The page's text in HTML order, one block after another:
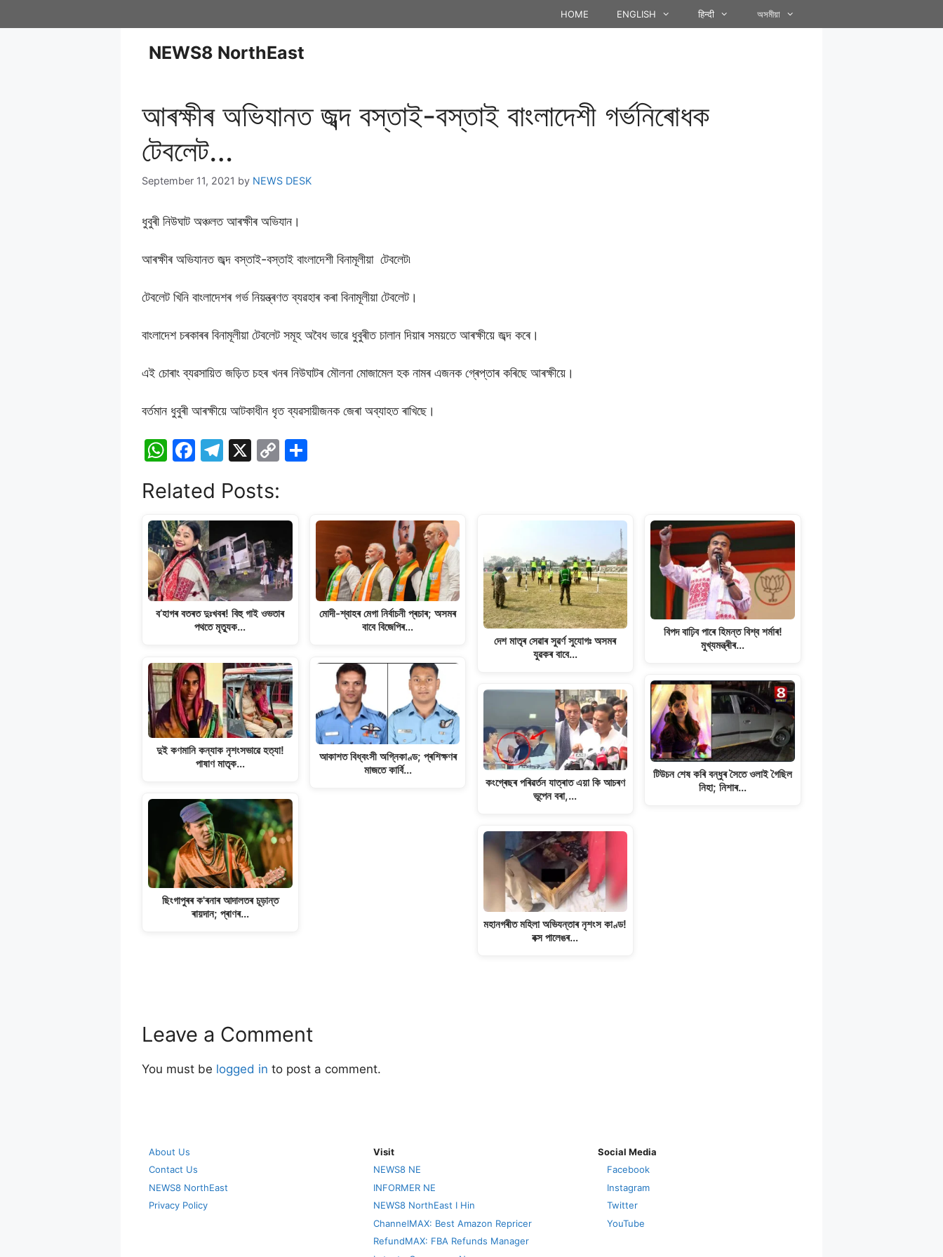
HOME ENGLISH हिन्दी অসমীয়া
NEWS8 NorthEast
আৰক্ষীৰ অভিযানত জব্দ বস্তাই-বস্তাই বাংলাদেশী গৰ্ভনিৰোধক
টেবলেট…
September 11, 2021 by NEWS DESK
ধুবুৰী নিউঘাট অঞ্চলত আৰক্ষীৰ অভিযান।
আৰক্ষীৰ অভিযানত জব্দ বস্তাই-বস্তাই বাংলাদেশী বিনামূলীয়া টেবলেট৷
টেবলেট খিনি বাংলাদেশৰ গৰ্ভ নিয়ন্ত্ৰণত ব্যৱহাৰ কৰা বিনামূলীয়া টেবলেট।
বাংলাদেশ চৰকাৰৰ বিনামূলীয়া টেবলেট সমূহ অবৈধ ভাৱে ধুবুৰীত চালান দিয়াৰ সময়তে আৰক্ষীয়ে জব্দ কৰে।
এই চোৰাং ব্যৱসায়িত জড়িত চহৰ খনৰ নিউঘাটৰ মৌলনা মোজামেল হক নামৰ এজনক গ্ৰেপ্তাৰ কৰিছে আৰক্ষীয়ে।
বৰ্তমান ধুবুৰী আৰক্ষীয়ে আটকাধীন ধৃত ব্যৱসায়ীজনক জেৰা অব্যাহত ৰাখিছে।
W
at
s
A
p
p
F
c
e
b
o
o
k
T
e
gr
a
m
X
C
y
n
k
e
Related Posts:
ব’হাগৰ বতৰত দুঃখবৰ! বিহু গাই ওভতাৰ
পথতে মৃত্যুক…
দুই কণমানি কন্যাক নৃশংসভাৱে হত্যা!
পাষাণ মাতৃক…
ছিংগাপুৰৰ ক'ৰনাৰ আদালতৰ চূড়ান্ত
ৰায়দান; প্ৰাণৰ…
মোদী-শ্বাহৰ মেগা নিৰ্বাচনী প্ৰচাৰ; অসমৰ
বাবে বিজেপিৰ…
আকাশত বিধ্বংসী অগ্নিকাণ্ড; প্ৰশিক্ষণৰ
মাজতে কাৰ্বি…
দেশ মাতৃৰ সেৱাৰ সুৱৰ্ণ সুযোগঃ অসমৰ
যুৱকৰ বাবে…
কংগ্ৰেছৰ পৰিৱৰ্তন যাত্ৰাত এয়া কি আচৰণ
ভূপেন বৰা,…
মহানগৰীত মহিলা অভিযন্তাৰ নৃশংস কাণ্ড!
বক্স পালেঙৰ…
বিপদ বাঢ়িব পাৰে হিমন্ত বিশ্ব শৰ্মাৰ!
মুখ্যমন্ত্ৰীৰ…
টিউচন শেষ কৰি বন্ধুৰ সৈতে ওলাই গৈছিল
নিহা; নিশাৰ…
Leave a Comment
You must be logged in to post a comment.
About Us
Contact Us
NEWS8 NorthEast
Privacy Policy
Visit
NEWS8 NE
INFORMER NE
NEWS8 NorthEast I Hin
ChannelMAX: Best Amazon Repricer
RefundMAX: FBA Refunds Manager
Social Media
Facebook
Instagram
Twitter
YouTube